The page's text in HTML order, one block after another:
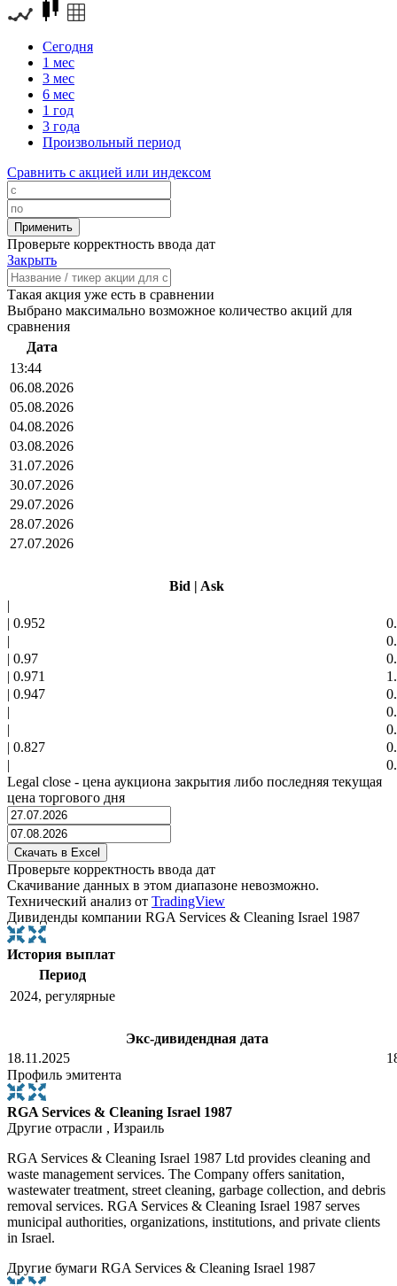
Сегодня
1 мес
3 мес
6 мес
1 год
3 года
Произвольный период
Сравнить с акцией или индексом
Проверьте корректность ввода дат
Закрыть
Такая акция уже есть в сравнении
Выбрано максимально возможное количество акций для
сравнения
Дата
13:44
06.08.2026
05.08.2026
04.08.2026
03.08.2026
31.07.2026
30.07.2026
29.07.2026
28.07.2026
27.07.2026
Bid | Ask
|
| 0.952
|
| 0.97
| 0.971
| 0.947
|
|
| 0.827
|
Legal close - цена аукциона закрытия либо последняя текущая
цена торгового дня
Проверьте корректность ввода дат
Скачивание данных в этом диапазоне невозможно.
Технический анализ от TradingView
Дивиденды компании RGA Services & Cleaning Israel 1987
История выплат
Период
2024, регулярные
Экс-дивидендная дата
18.11.2025
Профиль эмитента
RGA Services & Cleaning Israel 1987
Другие отрасли , Израиль
RGA Services & Cleaning Israel 1987 Ltd provides cleaning and
waste management services. The Company offers sanitation,
wastewater treatment, street cleaning, garbage collection, and debris
removal services. RGA Services & Cleaning Israel 1987 serves
municipal authorities, organizations, institutions, and private clients
in Israel.
Другие бумаги RGA Services & Cleaning Israel 1987